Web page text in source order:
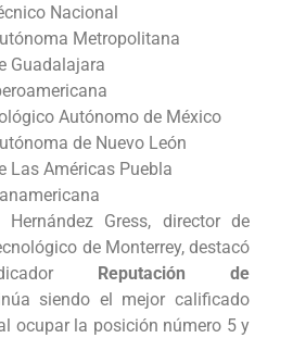
Nacional
Metropolitana
Guadalajara
Autónomo de México
de Nuevo León
Las Américas Puebla
Gress, director de
de Monterrey, destacó
Reputación de
siendo el mejor calificado
ocupar la posición número 5 y